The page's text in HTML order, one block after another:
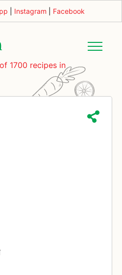
Instagram Facebook
1700 recipes in